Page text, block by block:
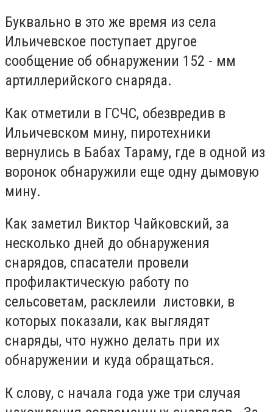
Буквально в это же время из села
Ильичевское поступает другое
сообщение об обнаружении 152 - мм
артиллерийского снаряда.
Как отметили в ГСЧС, обезвредив в
Ильичевском мину, пиротехники
вернулись в Бабах Тараму, где в одной из
воронок обнаружили еще одну дымовую
мину.
Как заметил Виктор Чайковский, за
несколько дней до обнаружения
снарядов, спасатели провели
профилактическую работу по
сельсоветам, расклеили листовки, в
которых показали, как выглядят
снаряды, что нужно делать при их
обнаружении и куда обращаться.
К слову, с начала года уже три случая